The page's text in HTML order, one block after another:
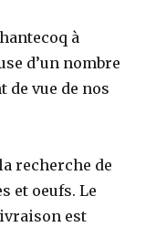
à
d’un nombre
vue de nos
recherche de
et oeufs. Le
est